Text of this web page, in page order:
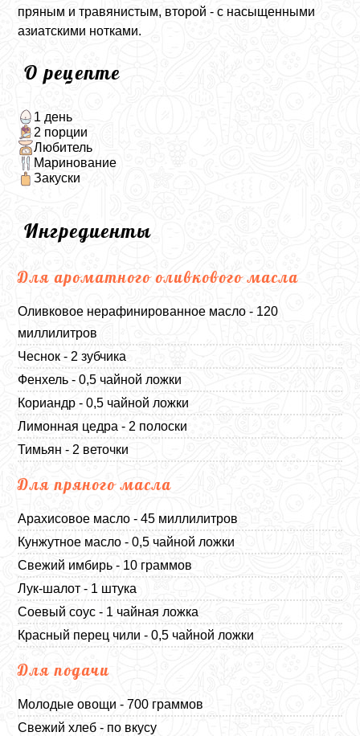
пряным и травянистым, второй - с насыщенными
азиатскими нотками.
О рецепте
1 день
2 порции
Любитель
Маринование
Закуски
Ингредиенты
Для ароматного оливкового масла
Оливковое нерафинированное масло - 120
миллилитров
Чеснок - 2 зубчика
Фенхель - 0,5 чайной ложки
Кориандр - 0,5 чайной ложки
Лимонная цедра - 2 полоски
Тимьян - 2 веточки
Для пряного масла
Арахисовое масло - 45 миллилитров
Кунжутное масло - 0,5 чайной ложки
Свежий имбирь - 10 граммов
Лук-шалот - 1 штука
Соевый соус - 1 чайная ложка
Красный перец чили - 0,5 чайной ложки
Для подачи
Молодые овощи - 700 граммов
Свежий хлеб - по вкусу